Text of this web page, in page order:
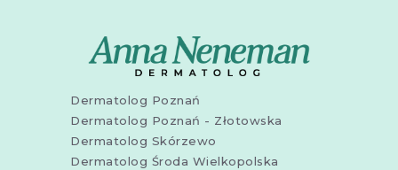
Dermatolog Poznań
Dermatolog Poznań - Złotowska
Dermatolog Skórzewo
Dermatolog Środa Wielkopolska